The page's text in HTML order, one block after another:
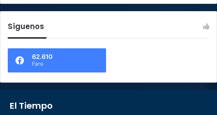
Síguenos
62.610
Fans
El Tiempo